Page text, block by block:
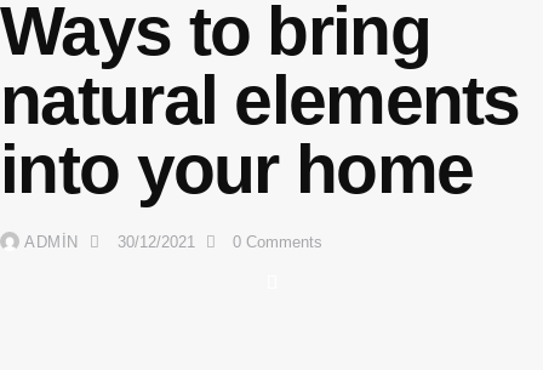
Ways to bring
natural elements
into your home
ADMIN 30/12/2021 0 Comments